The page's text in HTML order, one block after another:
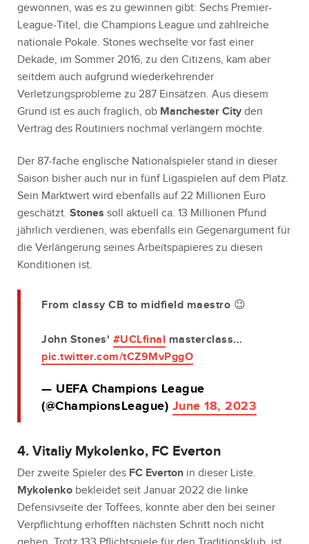
gewonnen, was es zu gewinnen gibt: Sechs Premier-
League-Titel, die Champions League und zahlreiche
nationale Pokale. Stones wechselte vor fast einer
Dekade, im Sommer 2016, zu den Citizens, kam aber
seitdem auch aufgrund wiederkehrender
Verletzungsprobleme zu 287 Einsätzen. Aus diesem
Grund ist es auch fraglich, ob Manchester City den
Vertrag des Routiniers nochmal verlängern möchte.
Der 87-fache englische Nationalspieler stand in dieser
Saison bisher auch nur in fünf Ligaspielen auf dem Platz.
Sein Marktwert wird ebenfalls auf 22 Millionen Euro
geschätzt. Stones soll aktuell ca. 13 Millionen Pfund
jährlich verdienen, was ebenfalls ein Gegenargument für
die Verlängerung seines Arbeitspapieres zu diesen
Konditionen ist.
From classy CB to midfield maestro 😉
John Stones' #UCLfinal masterclass...
pic.twitter.com/tCZ9MvPggO
— UEFA Champions League
(@ChampionsLeague) June 18, 2023
4. Vitaliy Mykolenko, FC Everton
Der zweite Spieler des FC Everton in dieser Liste.
Mykolenko bekleidet seit Januar 2022 die linke
Defensivseite der Toffees, konnte aber den bei seiner
Verpflichtung erhofften nächsten Schritt noch nicht